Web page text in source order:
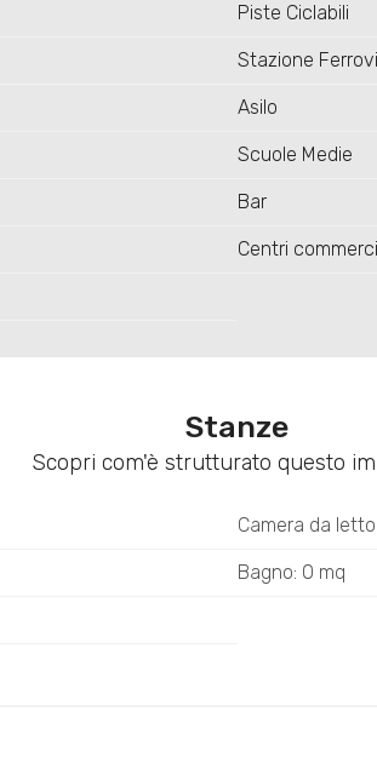
Piste Ciclabili
Stazione
Asilo
Scuole Medie
Bar
Centri
Stanze
Scopri com'è strutturato questo
Camera da
Bagno: 0 mq